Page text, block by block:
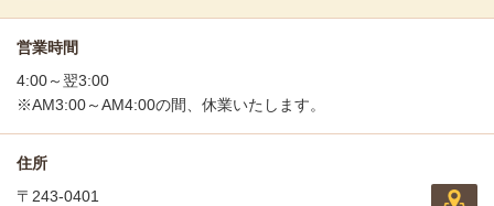
営業時間
4:00～翌3:00
※AM3:00～AM4:00の間、休業いたします。
住所
〒243-0401